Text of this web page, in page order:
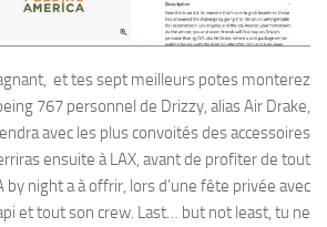
et tes sept meilleurs potes monterez
767 personnel de Drizzy, alias Air Drake,
avec les plus convoités des accessoires
ensuite à LAX, avant de profiter de tout
by night a à offrir, lors d’une fête privée avec
et tout son crew. Last… but not least, tu ne